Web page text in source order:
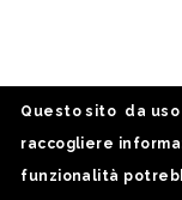
Questo sito da
raccogliere
funzionalità